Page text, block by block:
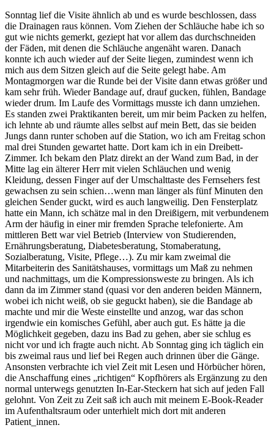
Sonntag lief die Visite ähnlich ab und es wurde beschlossen, dass
die Drainagen raus können. Vom Ziehen der Schläuche habe ich so
gut wie nichts gemerkt, geziept hat vor allem das durchschneiden
der Fäden, mit denen die Schläuche angenäht waren. Danach
konnte ich auch wieder auf der Seite liegen, zumindest wenn ich
mich aus dem Sitzen gleich auf die Seite gelegt habe. Am
Montagmorgen war die Runde bei der Visite dann etwas größer und
kam sehr früh. Wieder Bandage auf, drauf gucken, fühlen, Bandage
wieder drum. Im Laufe des Vormittags musste ich dann umziehen.
Es standen zwei Praktikanten bereit, um mir beim Packen zu helfen,
ich lehnte ab und räumte alles selbst auf mein Bett, das sie beiden
Jungs dann runter schoben auf die Station, wo ich am Freitag schon
mal drei Stunden gewartet hatte. Dort kam ich in ein Dreibett-
Zimmer. Ich bekam den Platz direkt an der Wand zum Bad, in der
Mitte lag ein älterer Herr mit vielen Schläuchen und wenig
Kleidung, dessen Finger auf der Umschalttaste des Fernsehers fest
gewachsen zu sein schien…wenn man länger als fünf Minuten den
gleichen Sender guckt, wird es auch langweilig. Den Fensterplatz
hatte ein Mann, ich schätze mal in den Dreißigern, mit verbundenem
Arm der häufig in einer mir fremden Sprache telefonierte. Am
mittleren Bett war viel Betrieb (Interview von Studierenden,
Ernährungsberatung, Diabetesberatung, Stomaberatung,
Sozialberatung, Visite, Pflege…). Zu mir kam zweimal die
Mitarbeiterin des Sanitätshauses, vormittags um Maß zu nehmen
und nachmittags, um die Kompressionsweste zu bringen. Als ich
dann da im Zimmer stand (quasi vor den anderen beiden Männern,
wobei ich nicht weiß, ob sie geguckt haben), sie die Bandage ab
machte und mir die Weste einstellte und anzog, war das schon
irgendwie ein komisches Gefühl, aber auch gut. Es hätte ja die
Möglichkeit gegeben, dazu ins Bad zu gehen, aber sie schlug es
nicht vor und ich fragte auch nicht. Ab Sonntag ging ich täglich ein
bis zweimal raus und lief bei Regen auch drinnen über die Gänge.
Ansonsten verbrachte ich viel Zeit mit Lesen und Hörbücher hören,
die Anschaffung eines „richtigen“ Kopfhörers als Ergänzung zu den
normal unterwegs genutzten In-Ear-Steckern hat sich auf jeden Fall
gelohnt. Von Zeit zu Zeit saß ich auch mit meinem E-Book-Reader
im Aufenthaltsraum oder unterhielt mich dort mit anderen
Patient_innen.